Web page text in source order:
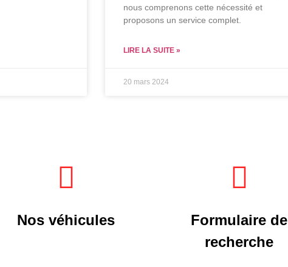
nous comprenons cette nécessité et
proposons un service complet.
LIRE LA SUITE »
20 mars 2024
Nos véhicules
Formulaire de
recherche